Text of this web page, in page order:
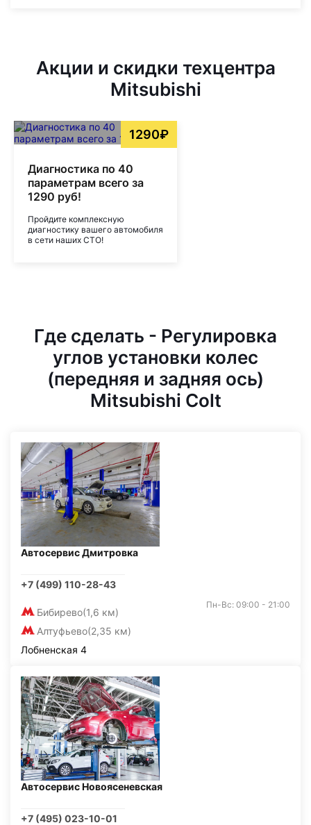
Акции и скидки техцентра
Mitsubishi
1290₽
Диагностика по 40
параметрам всего за
1290 руб!
Пройдите комплексную
диагностику вашего автомобиля
в сети наших СТО!
Где сделать - Регулировка
углов установки колес
(передняя и задняя ось)
Mitsubishi Colt
Автосервис Дмитровка
+7 (499) 110-28-43
Бибирево(1,6 км)
Алтуфьево(2,35 км)
Пн-Вс: 09:00 - 21:00
Лобненская 4
Автосервис Новоясеневская
+7 (495) 023-10-01